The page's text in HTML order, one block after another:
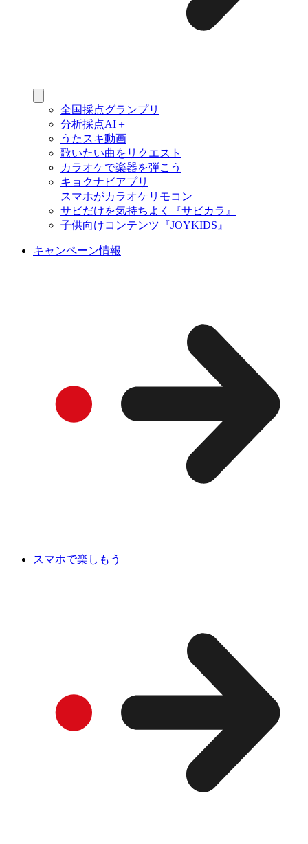
全国採点グランプリ
分析採点AI＋
うたスキ動画
歌いたい曲をリクエスト
カラオケで楽器を弾こう
キョクナビアプリ
スマホがカラオケリモコン
サビだけを気持ちよく『サビカラ』
子供向けコンテンツ『JOYKIDS』
キャンペーン情報
スマホで楽しもう